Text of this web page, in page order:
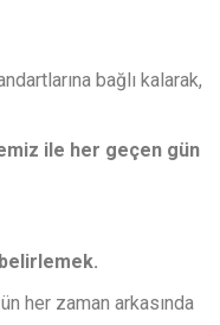
bağlı kalarak,
ile her geçen gün
her zaman arkasında